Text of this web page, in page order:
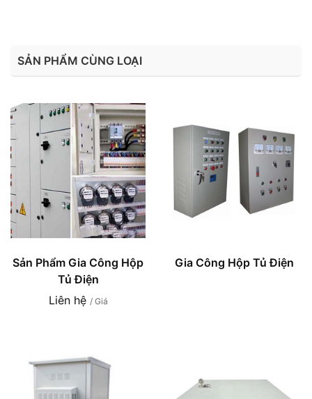
SẢN PHẨM CÙNG LOẠI
Sản Phẩm Gia Công Hộp
Tủ Điện
Liên hệ / Giá
Gia Công Hộp Tủ Điện